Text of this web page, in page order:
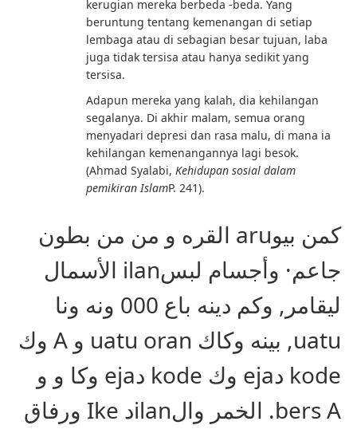
kerugian mereka berbeda -beda. Yang
beruntung tentang kemenangan di setiap
lembaga atau di sebagian besar tujuan, laba
juga tidak tersisa atau hanya sedikit yang
tersisa.
Adapun mereka yang kalah, dia kehilangan
segalanya. Di akhir malam, semua orang
menyadari depresi dan rasa malu, di mana ia
kehilangan kemenangannya lagi besok.
(Ahmad Syalabi, Kehidupan sosial dalam
pemikiran IslamP. 241).
كمن بيوaru القره و من من بطون
جاعم· وأجسام لبسilan الأسمال
ليقامر, وكم دينه باع 000 ونه ونا
uatu, بينه وكاك uatu oran و A وك
kode دeja وك kode دeja وكا و و
bers A. الخمر والilanد Ike ورفاق